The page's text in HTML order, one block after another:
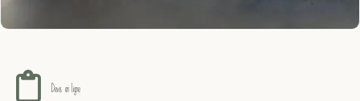
Devis en ligne !